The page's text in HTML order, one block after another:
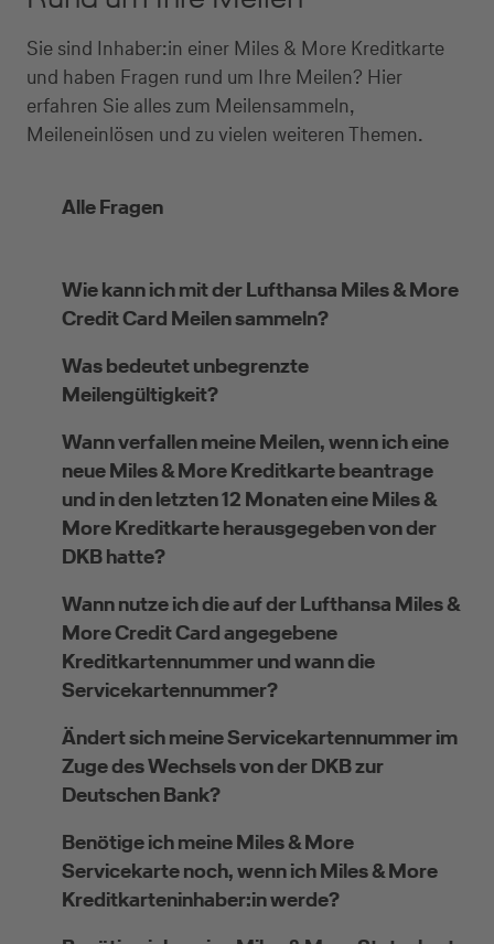
Sie sind Inhaber:in einer Miles & More Kreditkarte
und haben Fragen rund um Ihre Meilen? Hier
erfahren Sie alles zum Meilensammeln,
Meileneinlösen und zu vielen weiteren Themen.
Alle Fragen
Wie kann ich mit der Lufthansa Miles & More
Credit Card Meilen sammeln?
Was bedeutet unbegrenzte
Meilengültigkeit?
Wann verfallen meine Meilen, wenn ich eine
neue Miles & More Kreditkarte beantrage
und in den letzten 12 Monaten eine Miles &
More Kreditkarte herausgegeben von der
DKB hatte?
Wann nutze ich die auf der Lufthansa Miles &
More Credit Card angegebene
Kreditkartennummer und wann die
Servicekartennummer?
Ändert sich meine Servicekartennummer im
Zuge des Wechsels von der DKB zur
Deutschen Bank?
Benötige ich meine Miles & More
Servicekarte noch, wenn ich Miles & More
Kreditkarteninhaber:in werde?